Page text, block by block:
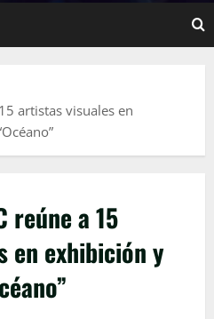
artistas visuales en
reúne a 15
en exhibición y